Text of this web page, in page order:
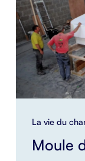
La vie du
Moule